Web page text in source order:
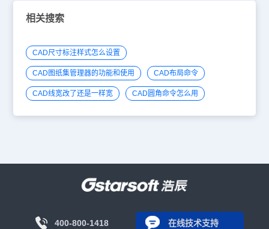
相关搜索
CAD尺寸标注样式怎么设置
CAD图纸集管理器的功能和使用 CAD布局命令
CAD线宽改了还是一样宽 CAD圆角命令怎么用
400-800-1418 在线技术支持